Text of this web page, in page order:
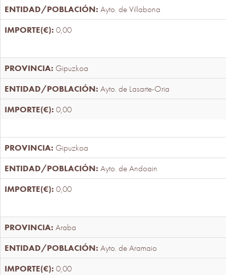
Ayto. de Villabona
0,00
Gipuzkoa
Ayto. de Lasarte-Oria
0,00
Gipuzkoa
Ayto. de Andoain
0,00
Araba
Ayto. de Aramaio
0,00